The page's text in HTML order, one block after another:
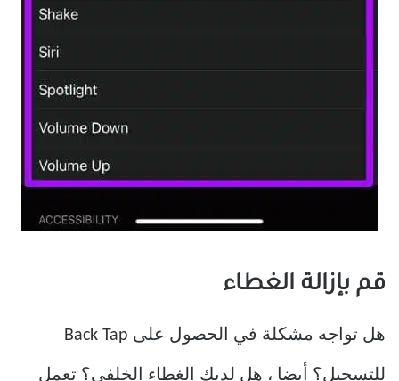
قم بإزالة الغطاء
هل تواجه مشكلة في الحصول على Back Tap
للتسجيل؟ أيضا ، هل لديك الغطاء الخلفي؟ تعمل